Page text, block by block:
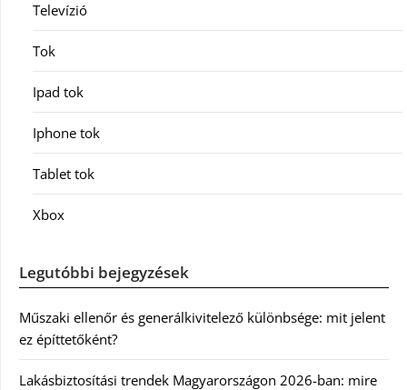
Televízió
Tok
Ipad tok
Iphone tok
Tablet tok
Xbox
Legutóbbi bejegyzések
Műszaki ellenőr és generálkivitelező különbsége: mit jelent
ez építtetőként?
Lakásbiztosítási trendek Magyarországon 2026-ban: mire